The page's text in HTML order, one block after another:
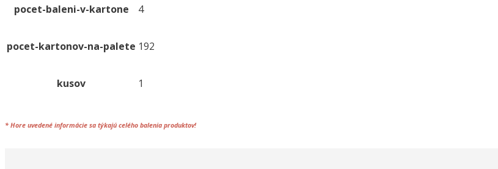
pocet-baleni-v-kartone 4
pocet-kartonov-na-palete 192
kusov 1
* Hore uvedené informácie sa týkajú celého balenia produktov!